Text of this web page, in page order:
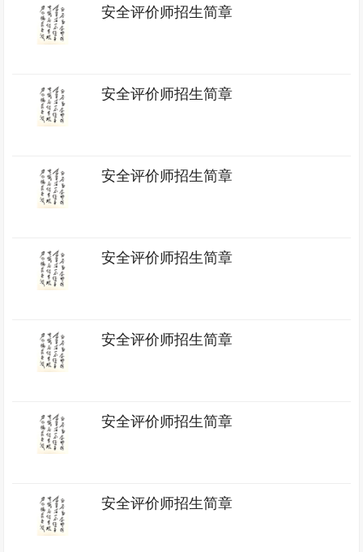
安全评价师招生简章
安全评价师招生简章
安全评价师招生简章
安全评价师招生简章
安全评价师招生简章
安全评价师招生简章
安全评价师招生简章